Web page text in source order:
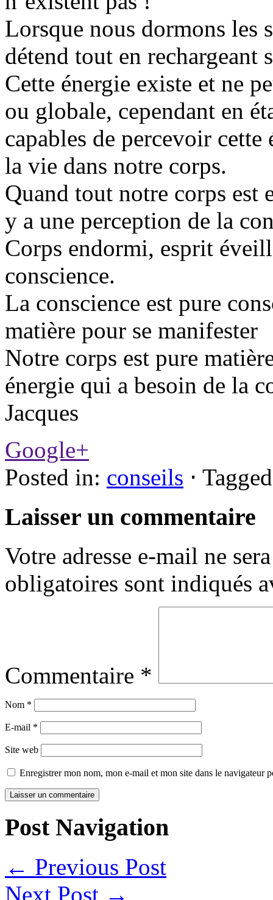
Lorsque nous dormons les
détend tout en rechargeant
Cette énergie existe et ne
ou globale, cependant en
capables de percevoir
la vie dans notre corps.
Quand tout notre corps est
y a une perception de la
Corps endormi, esprit
conscience.
La conscience est pure
matière pour se manifester
Notre corps est pure
énergie qui a besoin de la
Jacques
Google+
Posted in: conseils ⋅
Laisser un commentaire
Votre adresse e-mail ne
obligatoires sont indiqués
Commentaire *
Nom *
E-mail *
Site web
Enregistrer mon nom, mon e-mail et mon site dans le navigateur
Post Navigation
← Previous Post
Next Post →